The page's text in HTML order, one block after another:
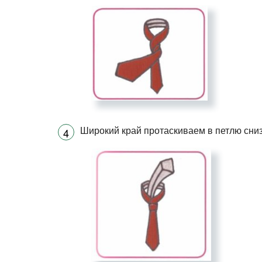
Широкий край протаскиваем в петлю